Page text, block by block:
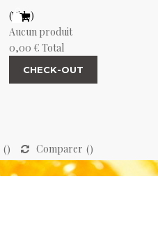
(Vide)
Aucun produit
0,00 € Total
CHECK-OUT
Comparer